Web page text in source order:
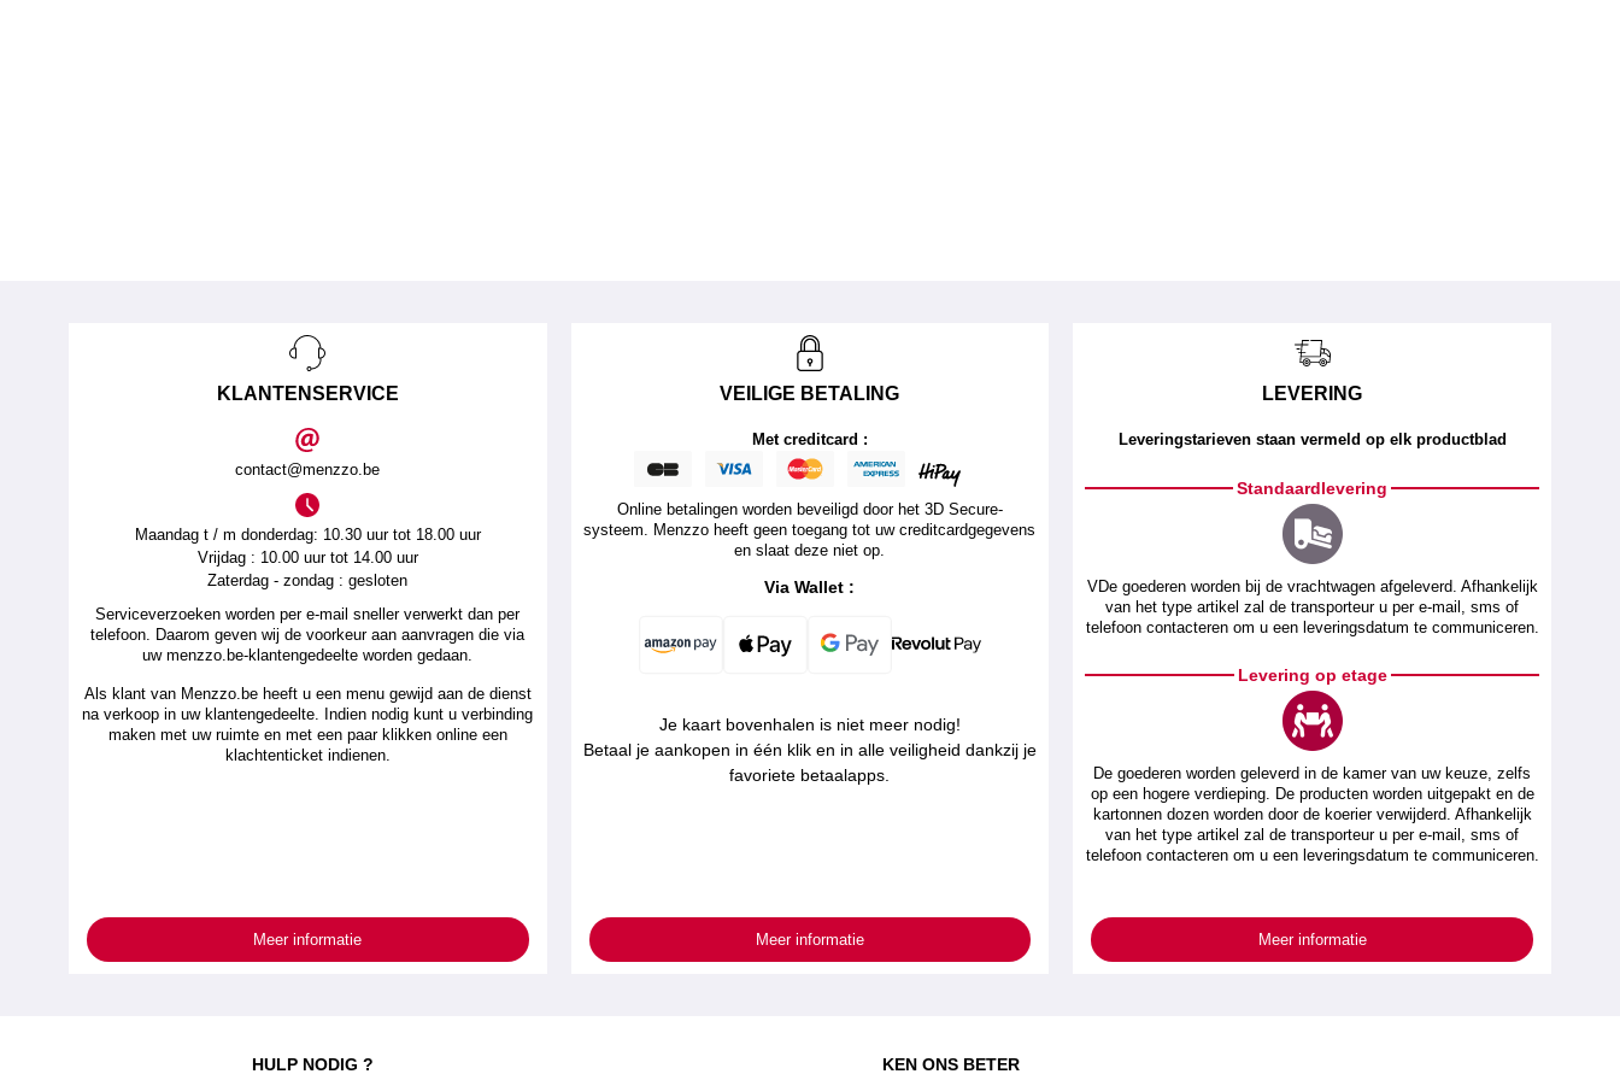
KLANTENSERVICE
contact@menzzo.be
Maandag t / m donderdag: 10.30 uur tot 18.00 uur
Vrijdag : 10.00 uur tot 14.00 uur
Zaterdag - zondag : gesloten
Serviceverzoeken worden per e-mail sneller verwerkt dan per
telefoon. Daarom geven wij de voorkeur aan aanvragen die via
uw menzzo.be-klantengedeelte worden gedaan.
Als klant van Menzzo.be heeft u een menu gewijd aan de dienst
na verkoop in uw klantengedeelte. Indien nodig kunt u verbinding
maken met uw ruimte en met een paar klikken online een
klachtenticket indienen.
Meer informatie
VEILIGE BETALING
Met creditcard :
Online betalingen worden beveiligd door het 3D Secure-
systeem. Menzzo heeft geen toegang tot uw creditcardgegevens
en slaat deze niet op.
Via Wallet :
Je kaart bovenhalen is niet meer nodig!
Betaal je aankopen in één klik en in alle veiligheid dankzij je
favoriete betaalapps.
Meer informatie
LEVERING
Leveringstarieven staan vermeld op elk productblad
Standaardlevering
VDe goederen worden bij de vrachtwagen afgeleverd. Afhankelijk
van het type artikel zal de transporteur u per e-mail, sms of
telefoon contacteren om u een leveringsdatum te communiceren.
Levering op etage
De goederen worden geleverd in de kamer van uw keuze, zelfs
op een hogere verdieping. De producten worden uitgepakt en de
kartonnen dozen worden door de koerier verwijderd. Afhankelijk
van het type artikel zal de transporteur u per e-mail, sms of
telefoon contacteren om u een leveringsdatum te communiceren.
Meer informatie
HULP NODIG ? KEN ONS BETER